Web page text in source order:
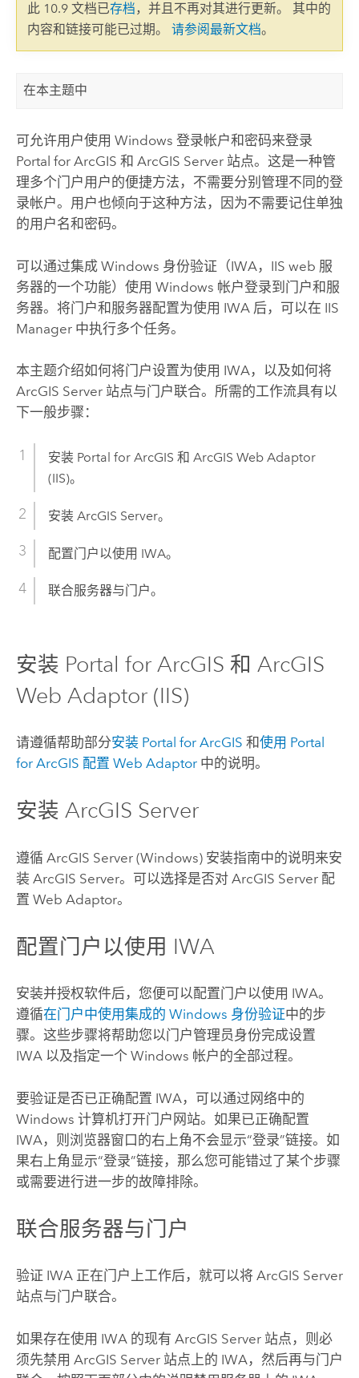
此 10.9 文档已存档，并且不再对其进行更新。 其中的
内容和链接可能已过期。 请参阅最新文档。
在本主题中
可允许用户使用 Windows 登录帐户和密码来登录
Portal for ArcGIS 和 ArcGIS Server站点。这是一种管
理多个门户用户的便捷方法，不需要分别管理不同的登
录帐户。用户也倾向于这种方法，因为不需要记住单独
的用户名和密码。
可以通过集成 Windows 身份验证（IWA， IIS web 服
务器的一个功能）使用 Windows 帐户登录到门户和服
务器。将门户和服务器配置为使用 IWA 后，可以在 IIS
Manager 中执行多个任务。
本主题介绍如何将门户设置为使用 IWA，以及如何将
ArcGIS Server站点与门户联合。所需的工作流具有以
下一般步骤：
安装 Portal for ArcGIS 和 ArcGIS Web Adaptor
(IIS)。
安装 ArcGIS Server。
配置门户以使用 IWA。
联合服务器与门户。
安装 Portal for ArcGIS 和 ArcGIS
Web Adaptor (IIS)
请遵循帮助部分安装 Portal for ArcGIS 和使用 Portal
for ArcGIS 配置 Web Adaptor中的说明。
安装 ArcGIS Server
遵循 ArcGIS Server(Windows) 安装指南中的说明来安
装 ArcGIS Server。可以选择是否对 ArcGIS Server配
置 Web Adaptor。
配置门户以使用 IWA
安装并授权软件后，您便可以配置门户以使用 IWA。
遵循在门户中使用集成的 Windows 身份验证中的步
骤。这些步骤将帮助您以门户管理员身份完成设置
IWA 以及指定一个 Windows 帐户的全部过程。
要验证是否已正确配置 IWA，可以通过网络中的
Windows 计算机打开门户网站。如果已正确配置
IWA，则浏览器窗口的右上角不会显示“登录”链接。如
果右上角显示“登录”链接，那么您可能错过了某个步骤
或需要进行进一步的故障排除。
联合服务器与门户
验证 IWA 正在门户上工作后，就可以将 ArcGIS Server
站点与门户联合。
如果存在使用 IWA 的现有 ArcGIS Server站点，则必
须先禁用 ArcGIS Server站点上的 IWA，然后再与门户